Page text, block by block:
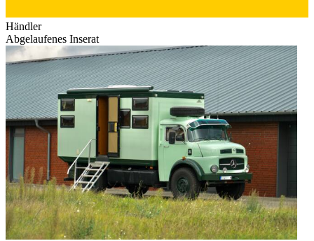
Händler
Abgelaufenes Inserat